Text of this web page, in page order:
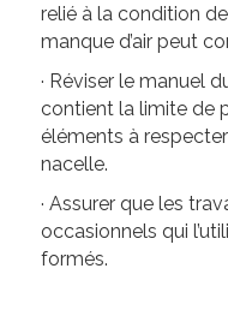
relié à la condition
manque d’air peut
· Réviser le manuel
contient la limite de
éléments à
nacelle.
· Assurer que les
occasionnels qui
formés.